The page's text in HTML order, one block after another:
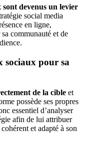
sont devenus un levier
social media
en ligne,
communauté et de
sociaux pour sa
de la cible et
possède ses propres
essentiel d’analyser
afin de lui attribuer
et adapté à son